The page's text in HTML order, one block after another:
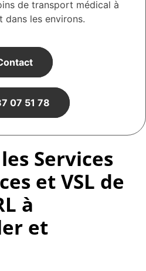
de transport médical à
dans les environs.
07 51 78
Services
et VSL de
à
et